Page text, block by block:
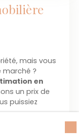
mais vous
marché ?
en
un prix de
puissiez